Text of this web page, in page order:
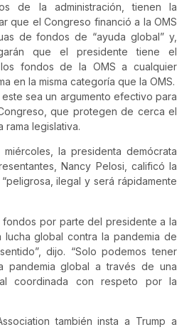
de la administración, tienen la
que el Congreso financió a la OMS
de fondos de “ayuda global” y,
que el presidente tiene el
fondos de la OMS a cualquier
en la misma categoría que la OMS.
sea un argumento efectivo para
que protegen de cerca el
rama legislativa.
la presidenta demócrata
Nancy Pelosi, calificó la
ilegal y será rápidamente
fondos por parte del presidente a la
lucha global contra la pandemia de
dijo. “Solo podemos tener
pandemia global a través de una
coordinada con respeto por la
también insta a Trump a